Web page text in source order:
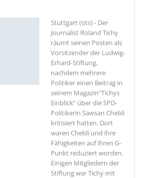
Stuttgart (ots) - Der
Journalist Roland Tichy
räumt seinen Posten als
Vorsitzender der Ludwig-
Erhard-Stiftung,
nachdem mehrere
Politiker einen Beitrag in
seinem Magazin"Tichys
Einblick" über die SPD-
Politikerin Sawsan Chebli
kritisiert hatten. Dort
waren Chebli und ihre
Fähigkeiten auf ihren G-
Punkt reduziert worden.
Einigen Mitgliedern der
Stiftung war Tichy mit